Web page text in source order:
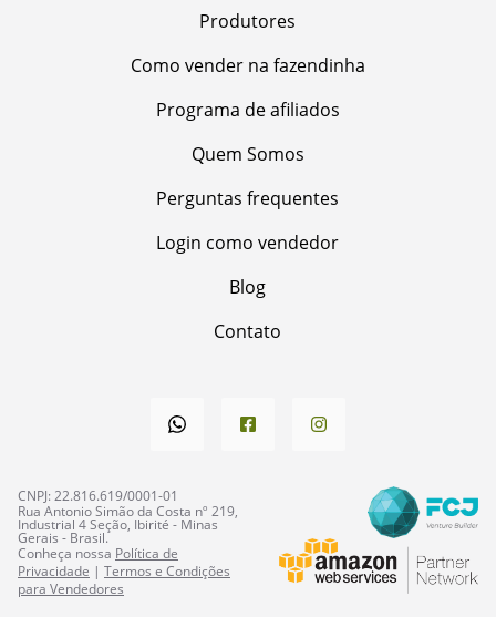
Produtores
Como vender na fazendinha
Programa de afiliados
Quem Somos
Perguntas frequentes
Login como vendedor
Blog
Contato
CNPJ: 22.816.619/0001-01
Rua Antonio Simão da Costa nº 219,
Industrial 4 Seção, Ibirité - Minas
Gerais - Brasil.
Conheça nossa Política de
Privacidade | Termos e Condições
para Vendedores